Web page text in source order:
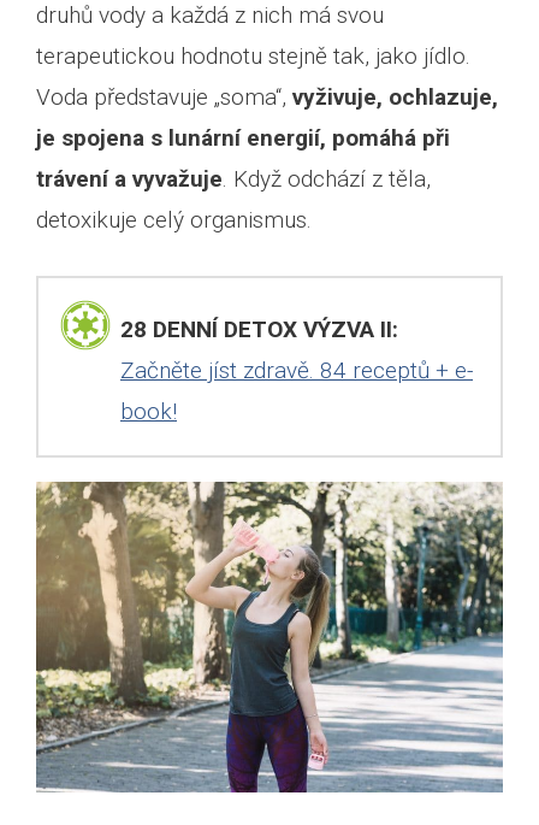
druhů vody a každá z nich má svou
terapeutickou hodnotu stejně tak, jako jídlo.
Voda představuje „soma“, vyživuje, ochlazuje,
je spojena s lunární energií, pomáhá při
trávení a vyvažuje. Když odchází z těla,
detoxikuje celý organismus.
28 DENNÍ DETOX VÝZVA II:
Začněte jíst zdravě. 84 receptů + e-
book!